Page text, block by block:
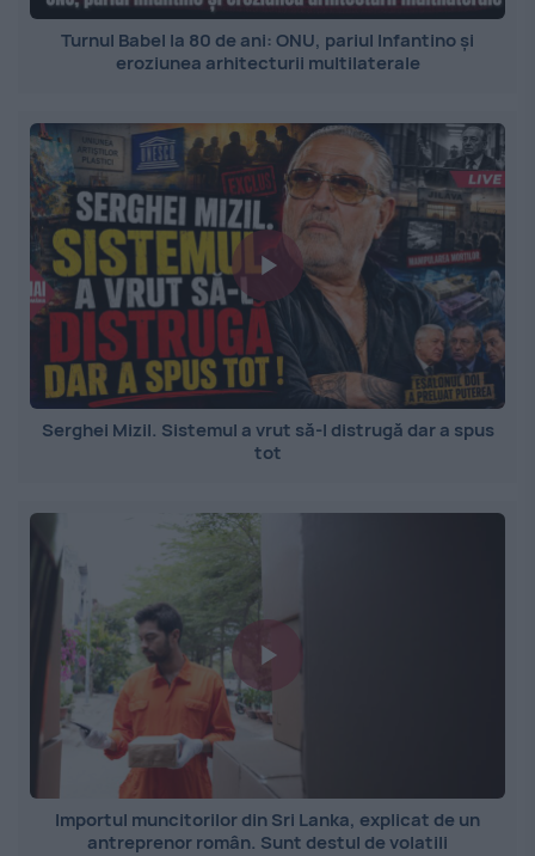
Turnul Babel la 80 de ani: ONU, pariul Infantino și
eroziunea arhitecturii multilaterale
Serghei Mizil. Sistemul a vrut să-l distrugă dar a spus
tot
Importul muncitorilor din Sri Lanka, explicat de un
antreprenor român. Sunt destul de volatili